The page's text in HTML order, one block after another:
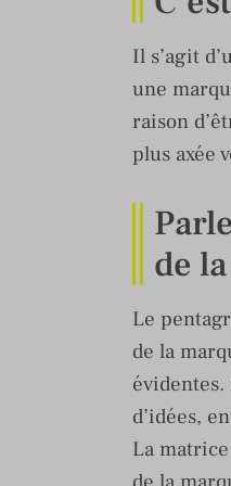
Il s’agit
une
raison
plus axée
de
Le
de la
d’idées,
La